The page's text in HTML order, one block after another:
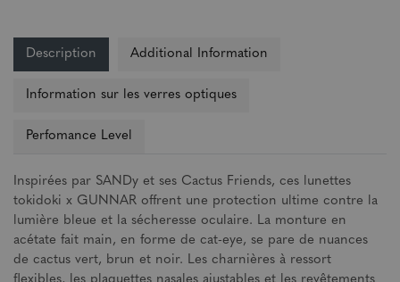
Description Additional Information
Information sur les verres optiques
Perfomance Level
Inspirées par SANDy et ses Cactus Friends, ces lunettes
tokidoki x GUNNAR offrent une protection ultime contre la
lumière bleue et la sécheresse oculaire. La monture en
acétate fait main, en forme de cat-eye, se pare de nuances
de cactus vert, brun et noir. Les charnières à ressort